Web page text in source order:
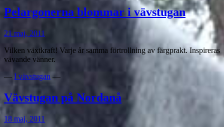
Pelargonerna blommar i vävstugan
21 maj, 2011
Vilken växtkraft! Varje år samma förtrollning av färgprakt. Inspireras
vävande vänner.
— I vävstugan —
Vävstugan på Nordanå
18 maj, 2011